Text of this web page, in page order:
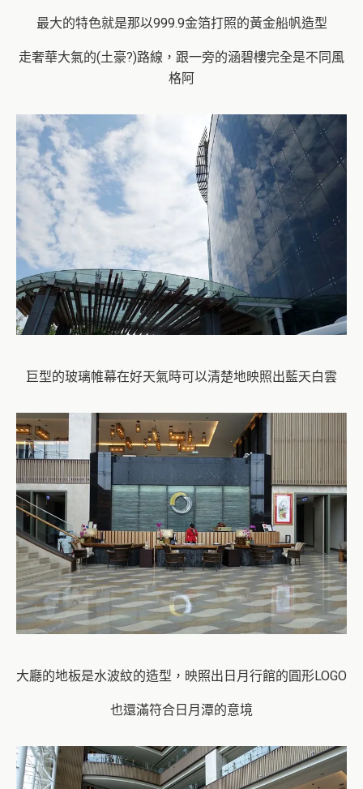
最大的特色就是那以999.9金箔打照的黃金船帆造型
走奢華大氣的(土豪?)路線，跟一旁的涵碧樓完全是不同風
格阿
巨型的玻璃帷幕在好天氣時可以清楚地映照出藍天白雲
大廳的地板是水波紋的造型，映照出日月行館的圓形LOGO
也還滿符合日月潭的意境